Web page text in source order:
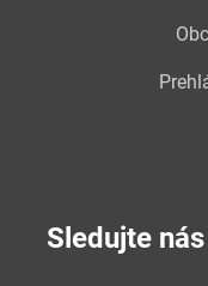
Sledujte